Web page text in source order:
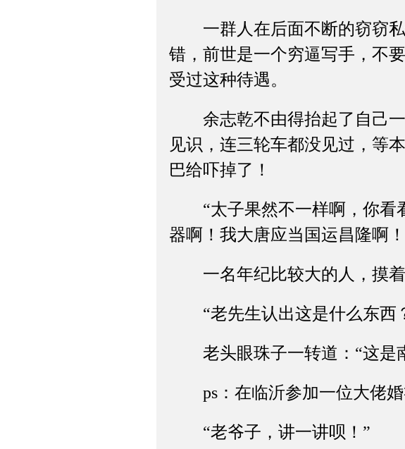
一群人在后面不断的窃窃私
错，前世是一个穷逼写手，不
受过这种待遇。
余志乾不由得抬起了自己一
见识，连三轮车都没见过，等
巴给吓掉了！
“太子果然不一样啊，你看
器啊！我大唐应当国运昌隆啊
一名年纪比较大的人，摸着
“老先生认出这是什么东西
老头眼珠子一转道：“这是
ps：在临沂参加一位大佬婚
“老爷子，讲一讲呗！”